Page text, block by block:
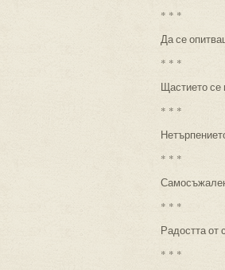
* * *
Да се
* * *
Щастието се
* * *
* * *
* * *
Радостта от
* * *